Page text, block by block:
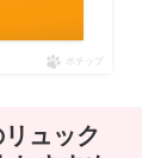
ポチップ
ュック